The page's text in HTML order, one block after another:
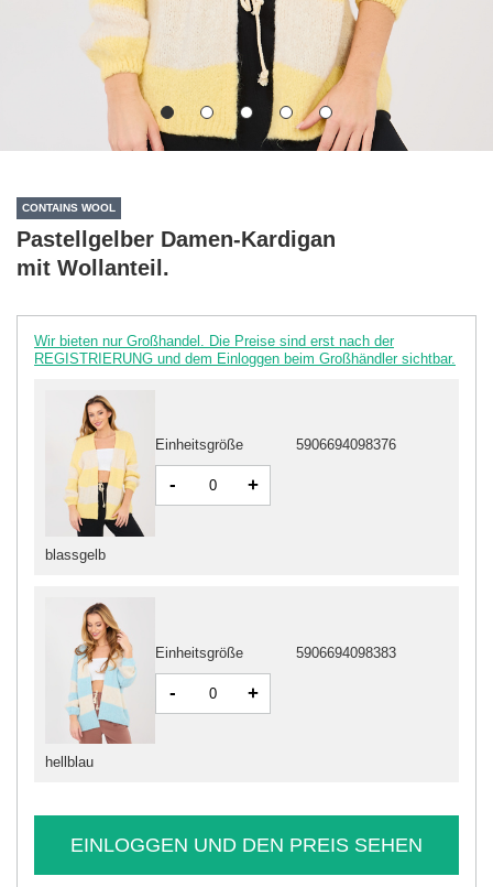
CONTAINS WOOL
Pastellgelber Damen-Kardigan
mit Wollanteil.
Wir bieten nur Großhandel. Die Preise sind erst nach der
REGISTRIERUNG und dem Einloggen beim Großhändler sichtbar.
blassgelb
Einheitsgröße 5906694098376
- +
hellblau
Einheitsgröße 5906694098383
- +
EINLOGGEN UND DEN PREIS SEHEN